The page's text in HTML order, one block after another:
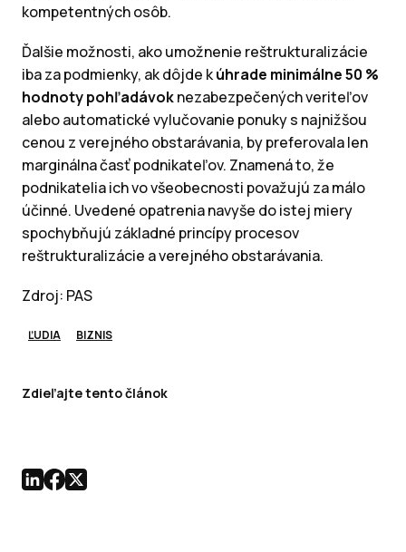
kompetentných osôb.
Ďalšie možnosti, ako umožnenie reštrukturalizácie
iba za podmienky, ak dôjde kúhrade minimálne 50 %
hodnoty pohľadávoknezabezpečených veriteľov
alebo automatické vylučovanie ponuky s najnižšou
cenou z verejného obstarávania, by preferovala len
marginálna časť podnikateľov. Znamená to, že
podnikatelia ich vo všeobecnosti považujú za málo
účinné. Uvedené opatrenia navyše do istej miery
spochybňujú základné princípy procesov
reštrukturalizácie a verejného obstarávania.
Zdroj: PAS
ĽUDIA BIZNIS
Zdieľajte tento článok